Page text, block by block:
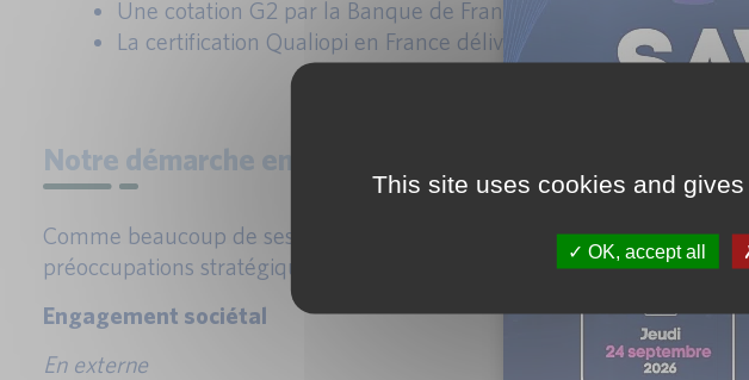
Une cotation G2 par la Banque de France.
La certification Qualiopi en France délivrée le 24/02/2020.
Notre démarche en responsabilité RSE
Comme beaucoup de ses clients sur les secteurs de la banque, de
préoccupations stratégiques. L’Afges s’engage ainsi à développer son
Engagement sociétal
En externe
This site uses cookies and
OK, accept all